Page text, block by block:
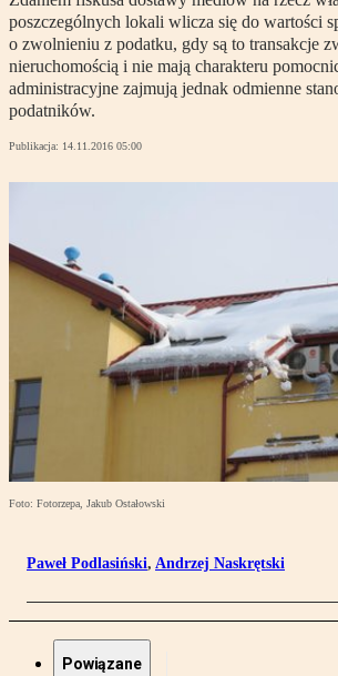
poszczególnych lokali wlicza się do wartości
o zwolnieniu z podatku, gdy są to transakcje
nieruchomością i nie mają charakteru
administracyjne zajmują jednak odmienne
podatników.
Publikacja: 14.11.2016 05:00
Foto: Fotorzepa, Jakub Ostałowski
Paweł Podlasiński, Andrzej Naskrętski
Powiązane